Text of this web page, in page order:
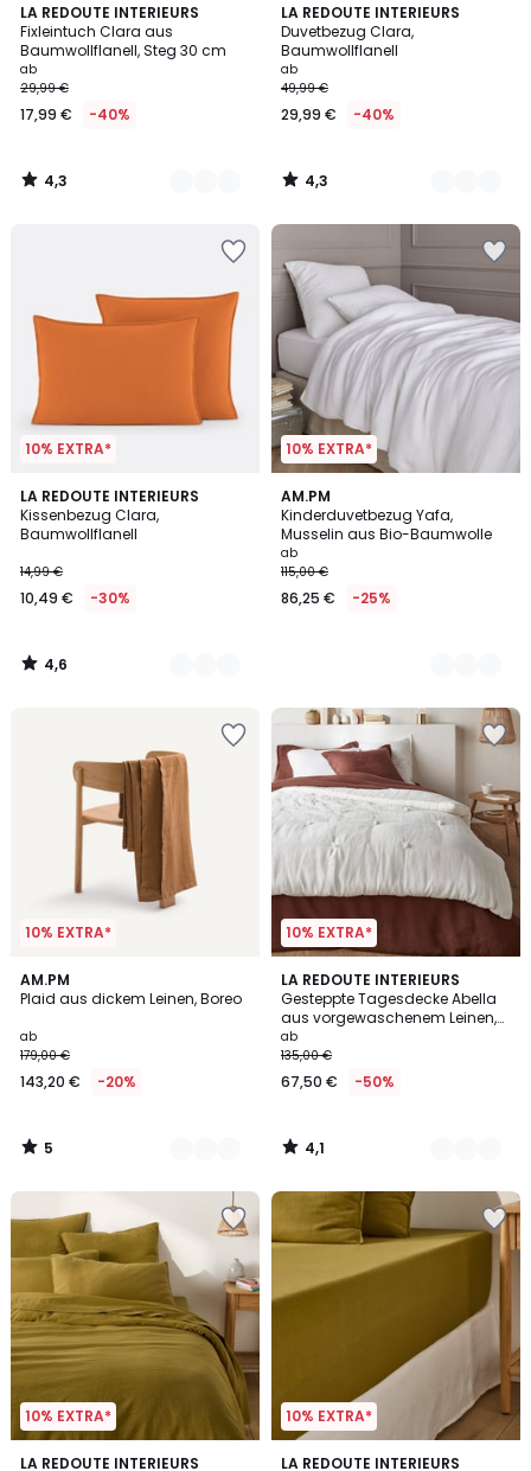
LA REDOUTE INTERIEURS
Fixleintuch Clara aus
Baumwollflanell, Steg 30 cm
ab
29,99 €
17,99 € -40%
4,3
/ 5
7
Farben
4,3
/
LA REDOUTE INTERIEURS
Duvetbezug Clara,
Baumwollflanell
ab
49,99 €
29,99 € -40%
4,3
/ 5
5
Farben
4,3
/
10% EXTRA*
LA REDOUTE INTERIEURS
Kissenbezug Clara,
Baumwollflanell
14,99 €
10,49 € -30%
4,6
/ 5
4
Farben
4,6
/
10% EXTRA*
AM.PM
Kinderduvetbezug Yafa,
Musselin aus Bio-Baumwolle
ab
115,00 €
86,25 € -25%
19
Farben
10% EXTRA*
AM.PM
Plaid aus dickem Leinen, Boreo
ab
179,00 €
143,20 € -20%
5
/
7
Farben
5
/
10% EXTRA*
LA REDOUTE INTERIEURS
Gesteppte Tagesdecke Abella
aus vorgewaschenem Leinen,
uni
ab
135,00 €
67,50 € -50%
4,1
/ 5
4
Farben
4,1
/
10% EXTRA*
LA REDOUTE INTERIEURS
4,5
10% EXTRA*
LA REDOUTE INTERIEURS
5